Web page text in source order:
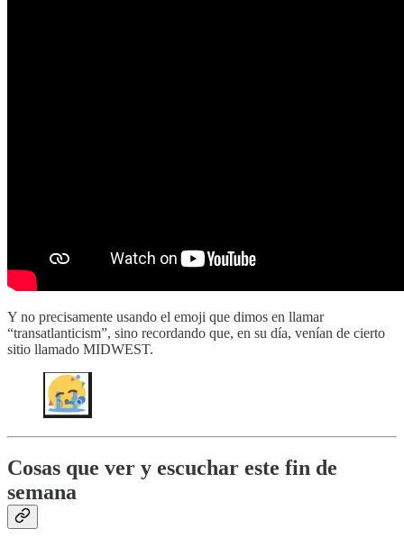
Y no precisamente usando el emoji que dimos en llamar
“transatlanticism”, sino recordando que, en su día, venían de cierto
sitio llamado MIDWEST.
Cosas que ver y escuchar este fin de
semana